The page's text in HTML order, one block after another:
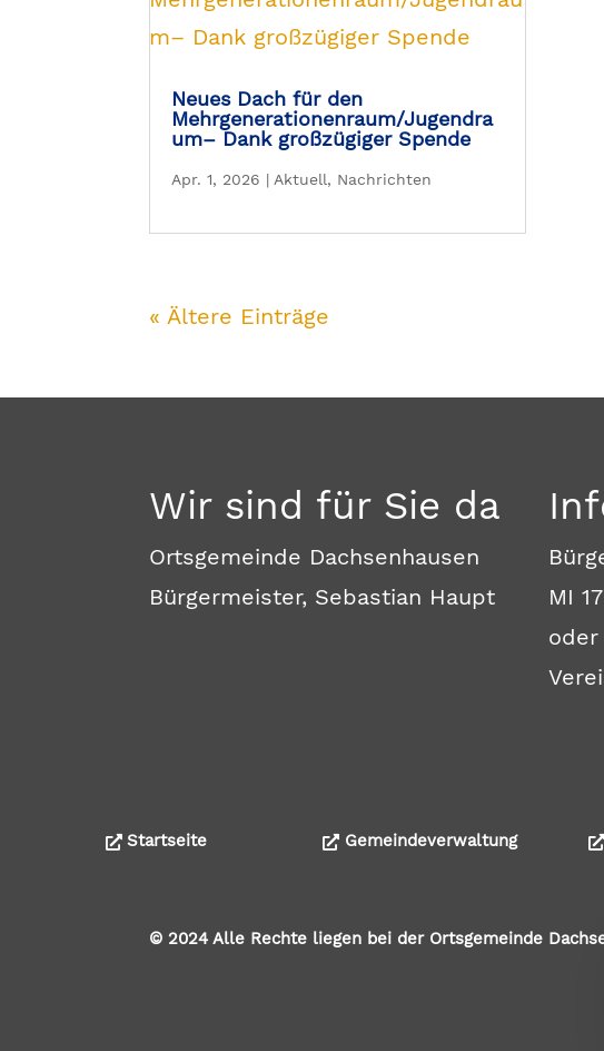
Neues Dach für den
Mehrgenerationenraum/Jugendra
um– Dank großzügiger Spende
Apr. 1, 2026 | Aktuell, Nachrichten
« Ältere Einträge
Wir sind für Sie da
Ortsgemeinde Dachsenhausen
Bürgermeister, Sebastian Haupt
MI
Startseite Gemeindeverwaltung
© 2024 Alle Rechte liegen bei der Ortsgemeinde